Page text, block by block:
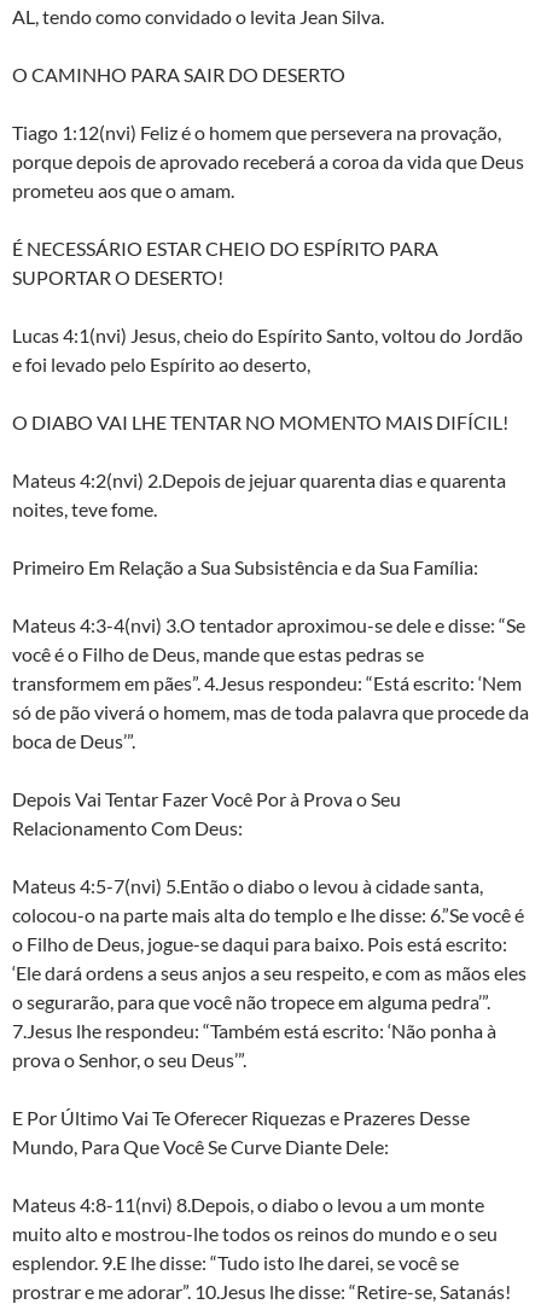
AL, tendo como convidado o levita Jean Silva.
O CAMINHO PARA SAIR DO DESERTO
Tiago 1:12(nvi) Feliz é o homem que persevera na provação,
porque depois de aprovado receberá a coroa da vida que Deus
prometeu aos que o amam.
É NECESSÁRIO ESTAR CHEIO DO ESPÍRITO PARA
SUPORTAR O DESERTO!
Lucas 4:1(nvi) Jesus, cheio do Espírito Santo, voltou do Jordão
e foi levado pelo Espírito ao deserto,
O DIABO VAI LHE TENTAR NO MOMENTO MAIS DIFÍCIL!
Mateus 4:2(nvi) 2.Depois de jejuar quarenta dias e quarenta
noites, teve fome.
Primeiro Em Relação a Sua Subsistência e da Sua Família:
Mateus 4:3-4(nvi) 3.O tentador aproximou-se dele e disse: “Se
você é o Filho de Deus, mande que estas pedras se
transformem em pães”. 4.Jesus respondeu: “Está escrito: ‘Nem
só de pão viverá o homem, mas de toda palavra que procede da
boca de Deus’”.
Depois Vai Tentar Fazer Você Por à Prova o Seu
Relacionamento Com Deus:
Mateus 4:5-7(nvi) 5.Então o diabo o levou à cidade santa,
colocou-o na parte mais alta do templo e lhe disse: 6.”Se você é
o Filho de Deus, jogue-se daqui para baixo. Pois está escrito:
‘Ele dará ordens a seus anjos a seu respeito, e com as mãos eles
o segurarão, para que você não tropece em alguma pedra’”.
7.Jesus lhe respondeu: “Também está escrito: ‘Não ponha à
prova o Senhor, o seu Deus’”.
E Por Último Vai Te Oferecer Riquezas e Prazeres Desse
Mundo, Para Que Você Se Curve Diante Dele:
Mateus 4:8-11(nvi) 8.Depois, o diabo o levou a um monte
muito alto e mostrou-lhe todos os reinos do mundo e o seu
esplendor. 9.E lhe disse: “Tudo isto lhe darei, se você se
prostrar e me adorar”. 10.Jesus lhe disse: “Retire-se, Satanás!